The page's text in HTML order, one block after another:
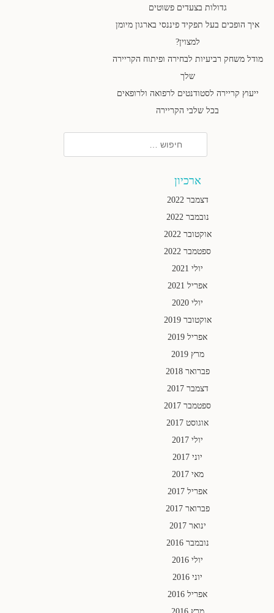
גדולות בצעדים פשוטים
איך הופכים בעל תפקיד פיננסי בארגון מיומן
למצוין?
מודל משחק רביעיות לבחירה ופיתוח הקריירה
שלך
ייעוץ קריירה לסטודנטים לרפואה ולרופאים
בכל שלבי הקריירה
ארכיון
דצמבר 2022
נובמבר 2022
אוקטובר 2022
ספטמבר 2022
יולי 2021
אפריל 2021
יולי 2020
אוקטובר 2019
אפריל 2019
מרץ 2019
פברואר 2018
דצמבר 2017
ספטמבר 2017
אוגוסט 2017
יולי 2017
יוני 2017
מאי 2017
אפריל 2017
פברואר 2017
ינואר 2017
נובמבר 2016
יולי 2016
יוני 2016
אפריל 2016